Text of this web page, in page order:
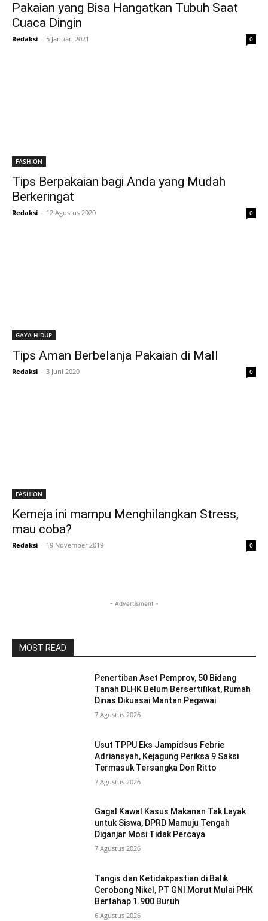
Pakaian yang Bisa Hangatkan Tubuh Saat
Cuaca Dingin
Redaksi - 5 Januari 2021 0
FASHION
Tips Berpakaian bagi Anda yang Mudah
Berkeringat
Redaksi - 12 Agustus 2020 0
GAYA HIDUP
Tips Aman Berbelanja Pakaian di Mall
Redaksi - 3 Juni 2020 0
FASHION
Kemeja ini mampu Menghilangkan Stress,
mau coba?
Redaksi - 19 November 2019 0
- Advertisment -
MOST READ
Penertiban Aset Pemprov, 50 Bidang
Tanah DLHK Belum Bersertifikat, Rumah
Dinas Dikuasai Mantan Pegawai
7 Agustus 2026
Usut TPPU Eks Jampidsus Febrie
Adriansyah, Kejagung Periksa 9 Saksi
Termasuk Tersangka Don Ritto
7 Agustus 2026
Gagal Kawal Kasus Makanan Tak Layak
untuk Siswa, DPRD Mamuju Tengah
Diganjar Mosi Tidak Percaya
7 Agustus 2026
Tangis dan Ketidakpastian di Balik
Cerobong Nikel, PT GNI Morut Mulai PHK
Bertahap 1.900 Buruh
6 Agustus 2026